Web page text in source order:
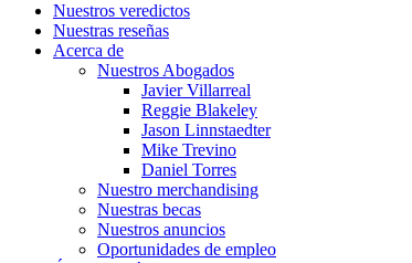
Nuestros veredictos
Nuestras reseñas
Acerca de
Nuestros Abogados
Javier Villarreal
Reggie Blakeley
Jason Linnstaedter
Mike Trevino
Daniel Torres
Nuestro merchandising
Nuestras becas
Nuestros anuncios
Oportunidades de empleo